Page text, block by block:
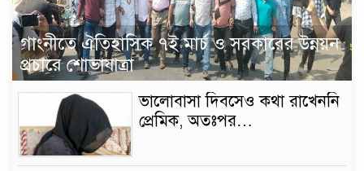
গাংনীতে ঐতিহাসিক ৭ই মার্চ ও সরকারের উন্নয়ন
প্রচারে শোভাযাত্রা
ভালোবাসা দিবসেও কথা রাখেননি
প্রেমিক, অতঃপর…